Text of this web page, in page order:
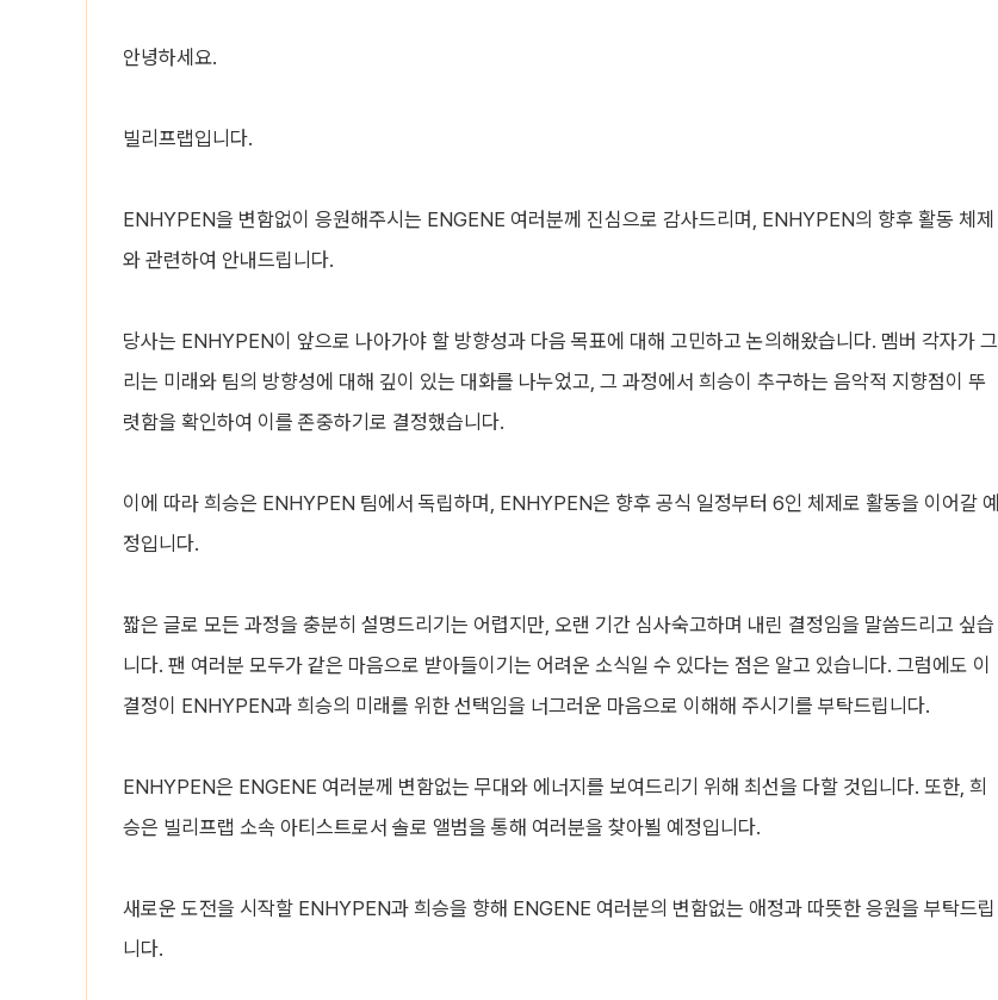
안녕하세요.
빌리프랩입니다.
ENHYPEN을 변함없이 응원해주시는 ENGENE 여러분께 진심으로 감사드리며, ENHYPEN의 향후 활동 체제
와 관련하여 안내드립니다.
당사는 ENHYPEN이 앞으로 나아가야 할 방향성과 다음 목표에 대해 고민하고 논의해왔습니다. 멤버 각자가 그
리는 미래와 팀의 방향성에 대해 깊이 있는 대화를 나누었고, 그 과정에서 희승이 추구하는 음악적 지향점이 뚜
렷함을 확인하여 이를 존중하기로 결정했습니다.
이에 따라 희승은 ENHYPEN 팀에서 독립하며, ENHYPEN은 향후 공식 일정부터 6인 체제로 활동을 이어갈 예
정입니다.
짧은 글로 모든 과정을 충분히 설명드리기는 어렵지만, 오랜 기간 심사숙고하며 내린 결정임을 말씀드리고 싶습
니다. 팬 여러분 모두가 같은 마음으로 받아들이기는 어려운 소식일 수 있다는 점은 알고 있습니다. 그럼에도 이
결정이 ENHYPEN과 희승의 미래를 위한 선택임을 너그러운 마음으로 이해해 주시기를 부탁드립니다.
ENHYPEN은 ENGENE 여러분께 변함없는 무대와 에너지를 보여드리기 위해 최선을 다할 것입니다. 또한, 희
승은 빌리프랩 소속 아티스트로서 솔로 앨범을 통해 여러분을 찾아뵐 예정입니다.
새로운 도전을 시작할 ENHYPEN과 희승을 향해 ENGENE 여러분의 변함없는 애정과 따뜻한 응원을 부탁드립
니다.